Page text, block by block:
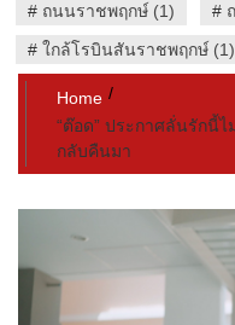
# ถนนราชพฤกษ์ (1) #
# ใกล้โรบินสันราชพฤกษ์ (1)
Home
“ต๊อด” ประกาศลั่นรักนี้ไ
กลับคืนมา